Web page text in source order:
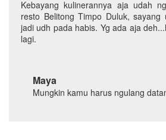
Kebayang kulinerannya aja udah
resto Belitong Timpo Duluk, sayang
jadi udh pada habis. Yg ada aja
lagi.
Maya
Mungkin kamu harus ngulang